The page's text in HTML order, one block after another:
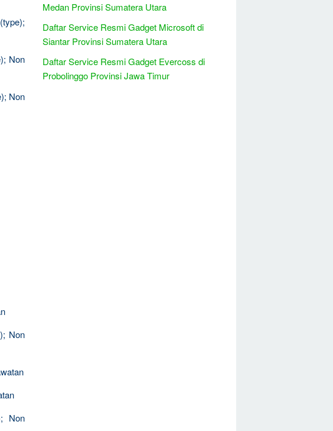
Non
Non
Non
Non
Medan Provinsi Sumatera Utara
Daftar Service Resmi Gadget Microsoft di
Siantar Provinsi Sumatera Utara
Daftar Service Resmi Gadget Evercoss di
Probolinggo Provinsi Jawa Timur